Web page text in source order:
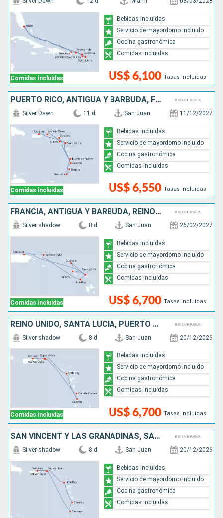
Comidas incluidas US$ 6,100 Tasas incluidas
Bebidas incluidas
Servicio de mayordomo incluido
Cocina gastronómica
Comidas incluidas
PUERTO RICO, ANTIGUA Y BARBUDA, FRANCIA, GRENADA, SAN VINCENT Y LAS GRANADINAS, SANTA LUCIA
Comidas incluidas
Silver Dawn 11 d San Juan 11/12/2027
US$ 6,550 Tasas incluidas
Bebidas incluidas
Servicio de mayordomo incluido
Cocina gastronómica
Comidas incluidas
FRANCIA, ANTIGUA Y BARBUDA, REINO UNIDO, PUERTO RICO
Comidas incluidas
Silver shadow 8 d San Juan 26/02/2027
US$ 6,700 Tasas incluidas
Bebidas incluidas
Servicio de mayordomo incluido
Cocina gastronómica
Comidas incluidas
REINO UNIDO, SANTA LUCIA, PUERTO RICO
Comidas incluidas
Silver shadow 8 d San Juan 20/12/2026
US$ 6,700 Tasas incluidas
Bebidas incluidas
Servicio de mayordomo incluido
Cocina gastronómica
Comidas incluidas
SAN VINCENT Y LAS GRANADINAS, SANTA LUCIA, REINO UNIDO, PUERTO RICO
Silver shadow 8 d San Juan 20/12/2026
Bebidas incluidas
Servicio de mayordomo incluido
Cocina gastronómica
Comidas incluidas